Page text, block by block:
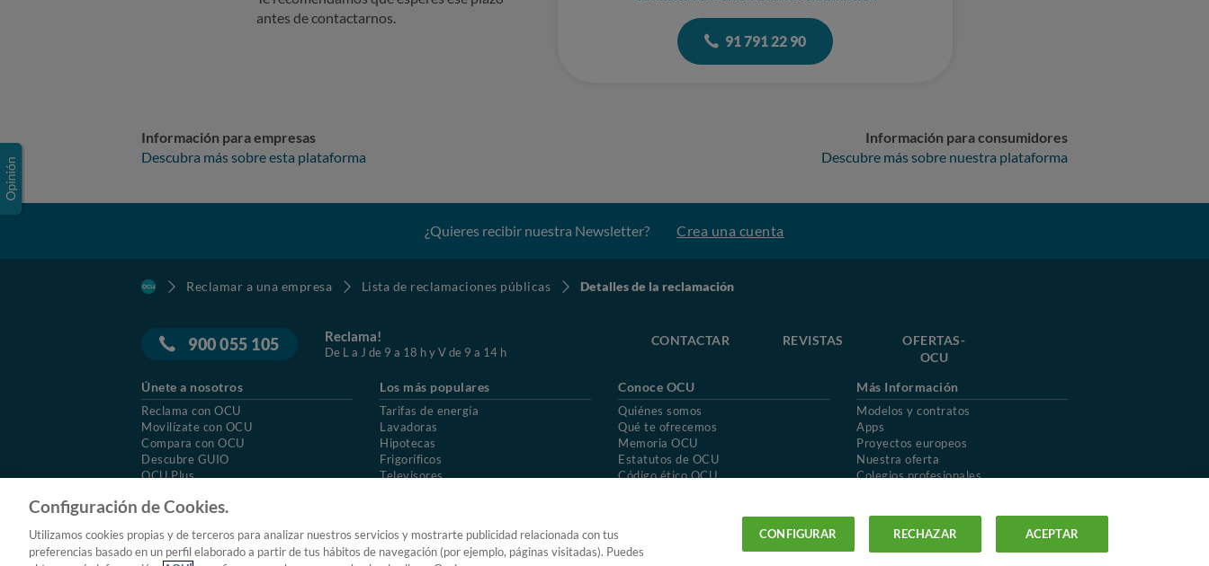
antes de contactarnos.
91 791 22 90
Información para empresas
Descubra más sobre esta plataforma
Información para consumidores
Descubre más sobre nuestra plataforma
¿Quieres recibir nuestra Newsletter? Crea una cuenta
Reclamar a una empresa Lista de reclamaciones públicas Detalles de la reclamación
900 055 105 Reclama!
De L a J de 9 a 18 h y V de 9 a 14 h
CONTACTAR REVISTAS
OFERTAS-
OCU
Únete a nosotros
Reclama con OCU
Movilízate con OCU
Compara con OCU
Descubre GUIO
OCU Plus
Los más populares
Tarifas de energía
Lavadoras
Hipotecas
Frigoríficos
Televisores
Conoce OCU
Quiénes somos
Qué te ofrecemos
Memoria OCU
Estatutos de OCU
Código ético OCU
Más Información
Modelos y contratos
Apps
Proyectos europeos
Nuestra oferta
Colegios profesionales
Uso del nombre y de los signos de OCU
Aviso Legal
Política de cookies
Configuración de Cookies.
Utilizamos cookies propias y de terceros para analizar nuestros servicios y mostrarte publicidad relacionada con tus
preferencias basado en un perfil elaborado a partir de tus hábitos de navegación (por ejemplo, páginas visitadas). Puedes
CONFIGURAR RECHAZAR ACEPTAR